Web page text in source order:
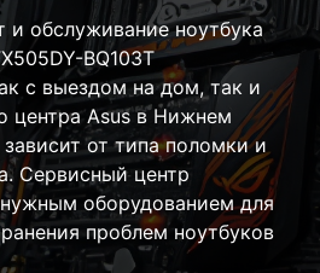
обслуживание ноутбука
BQ103T
с выездом на дом, так и
центра Asus в Нижнем
от типа поломки и
Сервисный центр
оборудованием для
проблем ноутбуков